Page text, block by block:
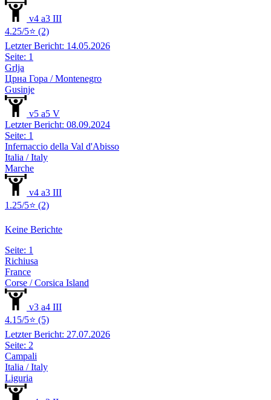
v4 a3 III
4.25/5⭐ (2)
Letzter Bericht: 14.05.2026
Seite: 1
Grlja
Црна Гора / Montenegro
Gusinje
v5 a5 V
Letzter Bericht: 08.09.2024
Seite: 1
Infernaccio della Val d'Abisso
Italia / Italy
Marche
v4 a3 III
1.25/5⭐ (2)
Keine Berichte
Seite: 1
Richiusa
France
Corse / Corsica Island
v3 a4 III
4.15/5⭐ (5)
Letzter Bericht: 27.07.2026
Seite: 2
Campali
Italia / Italy
Liguria